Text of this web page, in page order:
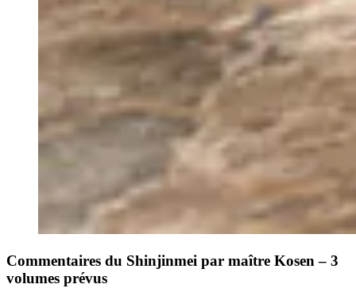
Commentaires du Shinjinmei par maître Kosen – 3
volumes prévus